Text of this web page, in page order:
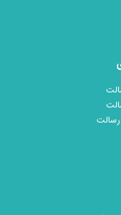
رسالت